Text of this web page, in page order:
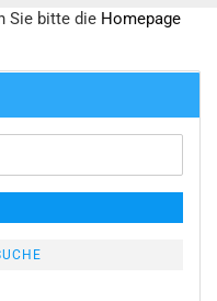
Sie bitte die Homepage